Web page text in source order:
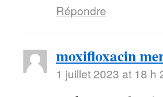
Répondre
moxifloxacin
1 juillet 2023 at 18 h